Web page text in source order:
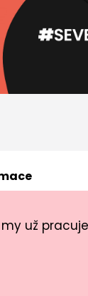
už